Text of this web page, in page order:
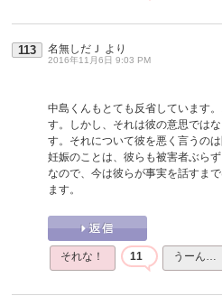
113 名無しだＪ より
2016年11月6日 9:03 PM
中島くんもとても反省しています
す。しかし、それは彼の意思では
す。それについて彼を悪く言うの
妊娠のことは、彼らも被害者ぶら
なので、今は彼らが事実を話すま
ます。
それな！ 11 うーん…